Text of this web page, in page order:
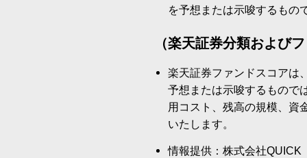
を予想または示唆するもの
（楽天証券分類および
楽天証券ファンドスコアは
予想または示唆するもので
用コスト、残高の規模、資
いたします。
情報提供：株式会社QUICK